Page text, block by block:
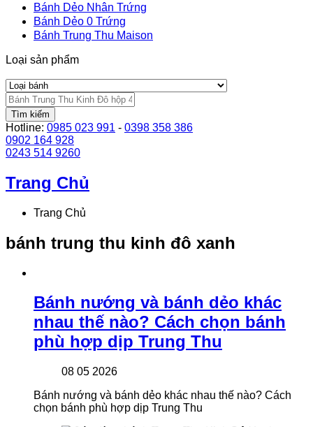
Bánh Dẻo Nhân Trứng
Bánh Dẻo 0 Trứng
Bánh Trung Thu Maison
Loại sản phẩm
Tìm kiếm
Hotline: 0985 023 991 - 0398 358 386
0902 164 928
0243 514 9260
Trang Chủ
Trang Chủ
bánh trung thu kinh đô xanh
Bánh nướng và bánh dẻo khác
nhau thế nào? Cách chọn bánh
phù hợp dịp Trung Thu
08 05 2026
Bánh nướng và bánh dẻo khác nhau thế nào? Cách
chọn bánh phù hợp dịp Trung Thu